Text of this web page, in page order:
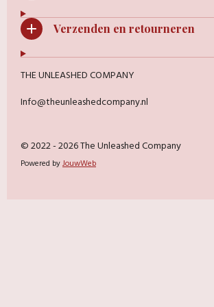
Verzenden en retourneren
THE UNLEASHED COMPANY
Info@theunleashedcompany.nl
© 2022 - 2026 The Unleashed Company
Powered byJouwWeb